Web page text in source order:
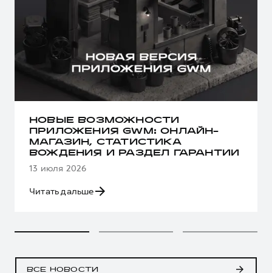
НОВЫЕ ВОЗМОЖНОСТИ
ПРИЛОЖЕНИЯ GWM: ОНЛАЙН-
МАГАЗИН, СТАТИСТИКА
ВОЖДЕНИЯ И РАЗДЕЛ ГАРАНТИИ
13 июля 2026
Читать дальше
ВСЕ НОВОСТИ